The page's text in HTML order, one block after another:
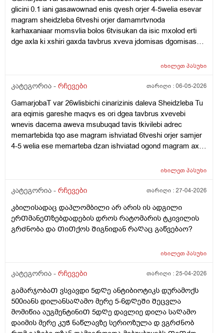
glicini 0.1 iani gasawownad enis qvesh orjer 4-5welia esevar
magram sheidzleba 6tveshi orjer damamrtvnoda
karhaxaniaar momsvlia bolos 6tvisukan da isic mxolod erti
dge axla ki xshiri gaxda tavbrus xveva jdomisas dgomisas
sheidzleba isec damemartos rom pexze vegar avdge
dgomisas vqanaob amis gamoadre nevrozis wamlebs
26is var wneva ro gavizome 100-50ze mqonda da yava
davliebamiwia roca 110-70ze vatareb yava ro davlie axla 120-
80avide da odnav ganerviulebazec ki upro mexveva tavbruda
es wamali mishvelis an wnevas dabla xoar wevs
იხილეთპასუხი
კატეგორია - რჩევები თარიღი :06-05-2026
GamarjobaT var 26wlisbichi cinarizinis daleva Sheidzleba Tu
ara eqimis gareshe maqvs es ori dgea tavbrus xvevebi
wnevis dacema aweva msubuqad tavis tkivilebi adrec
memartebida tqo ase magram ishviatad 6tveshi orjer samjer
4-5 welia ese memarteba dzan ishviatad ogond magram axla
იხილეთპასუხი
კატეგორია - რჩევები თარიღი :27-04-2026
კბილისადაც დაპლომბილი არ არის ის ადგილი
ერᲗმანეᲗზებდადების დროს რატომარის ტკივილის
გრᲫნობა და ᲗიᲗქოს Შიგნიდან რაᲦაც გაწვებაო?
იხილეთპასუხი
კატეგორია - რჩევები თარიღი :25-04-2026
გამარჯობაᲗ ვსვავდი 5დᲦე ანტიბიოტიკს დურამოქს
500იანს დილანსაᲦამო მერე 5-6დᲦეᲨი Შეცვლა
მომიწია აუგმენტინიᲗ 5დᲦე დავლიე დილა საᲦამო
დაიმის მერე კუᲭ ნაწლავზე სერიოზულა დ ვგრᲫნობ